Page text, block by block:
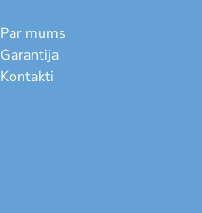
Par mums
Garantija
Kontakti